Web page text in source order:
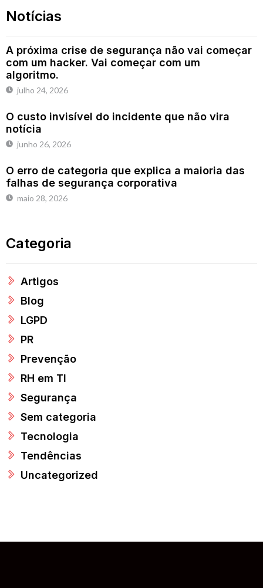
Notícias
A próxima crise de segurança não vai começar
com um hacker. Vai começar com um
algoritmo.
julho 24, 2026
O custo invisível do incidente que não vira
notícia
junho 26, 2026
O erro de categoria que explica a maioria das
falhas de segurança corporativa
maio 28, 2026
Categoria
Artigos
Blog
LGPD
PR
Prevenção
RH em TI
Segurança
Sem categoria
Tecnologia
Tendências
Uncategorized